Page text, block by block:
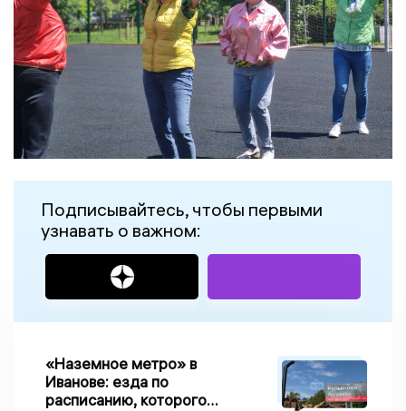
Подписывайтесь, чтобы первыми
узнавать о важном:
«Наземное метро» в
Иванове: езда по
расписанию, которого